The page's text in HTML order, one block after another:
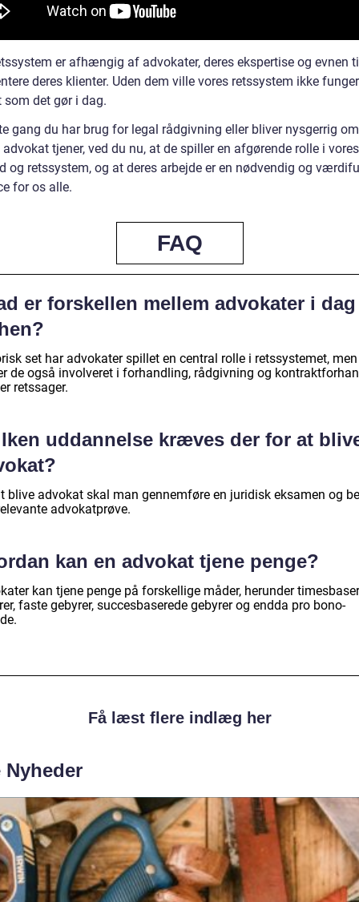
er afhængig af advokater, deres ekspertise og evnen
deres klienter. Uden dem ville vores retssystem ikke
det gør i dag.
gang du har brug for legal rådgivning eller bliver nysgerrig
tjener, ved du nu, at de spiller en afgørende rolle i vores
og retssystem, og at deres arbejde er en nødvendig og
for os alle.
FAQ
er forskellen mellem advokater i
set har advokater spillet en central rolle i retssystemet,
de også involveret i forhandling, rådgivning og
retssager.
uddannelse kræves der for at
blive advokat skal man gennemføre en juridisk eksamen og
advokatprøve.
kan en advokat tjene penge?
kan tjene penge på forskellige måder, herunder
faste gebyrer, succesbaserede gebyrer og endda pro bono-
Få læst flere indlæg her
Nyheder